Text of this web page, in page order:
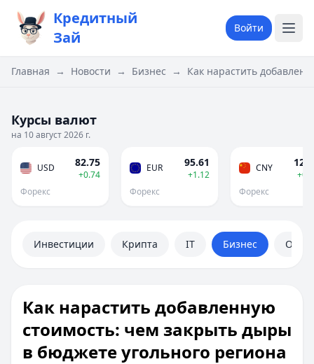
Кредитный
Зай
Войти
Главная → Новости → Бизнес → Как нарастить
Курсы валют
на 10 август 2026 г.
USD 82.75
+0.74
Форекс
EUR 95.61
+1.12
Форекс
CNY
Форекс
Инвестиции Крипта IT Бизнес
Как нарастить добавленную
стоимость: чем закрыть дыры
в бюджете угольного региона